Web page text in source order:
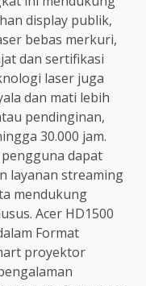
display publik,
bebas merkuri,
dan sertifikasi
laser juga
dan mati lebih
pendinginan,
30.000 jam.
dapat
layanan streaming
mendukung
Acer HD1500
Format
proyektor